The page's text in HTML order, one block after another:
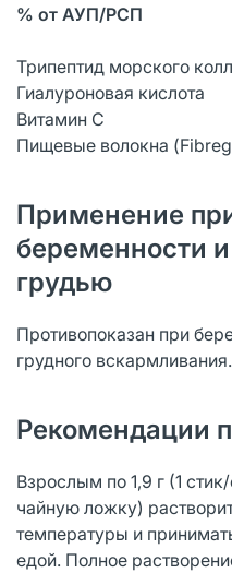
% от АУП/РСП
Трипептид морского
Гиалуроновая
Витамин С
Пищевые волокна
Применение
беременности
грудью
Противопоказан при
грудного вскармливания.
Рекомендации
Взрослым по 1,9 г (1
чайную ложку)
температуры и
едой. Полное